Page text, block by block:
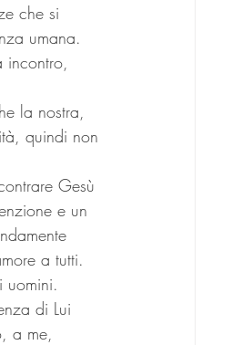
che si
umana.
incontro,
la nostra,
quindi non
Gesù
e un
a tutti.
uomini.
di Lui
a me,